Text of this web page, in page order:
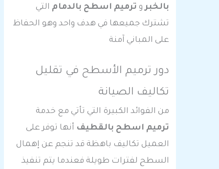
بالخبروترميم اسطح بالدمامالتي
تشترك جميعها في هدف واحد وهو الحفاظ
على المباني آمنة
دور ترميم الأسطح في تقليل
تكاليف الصيانة
من الفوائد الكبيرة التي تأتي مع خدمة
ترميم اسطح بالقطيفأنها توفر على
العميل تكاليف باهظة قد تنجم عن إهمال
السطح لفترات طويلة فعندما يتم تنفيذ